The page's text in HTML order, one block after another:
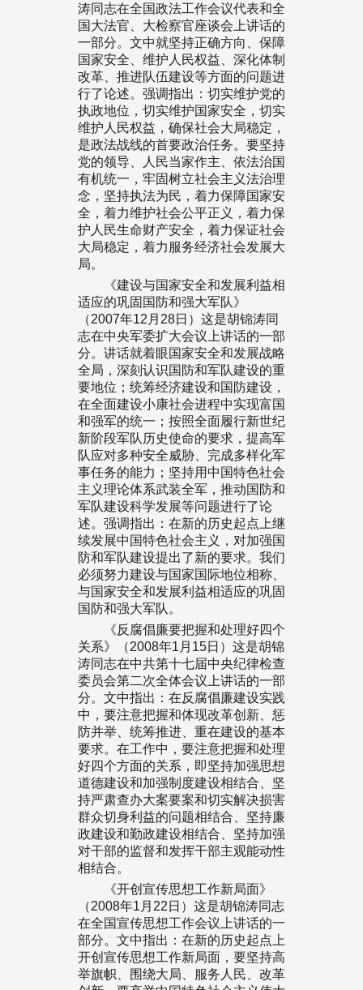
涛同志在全国政法工作会议代表和全
国大法官、大检察官座谈会上讲话的
一部分。文中就坚持正确方向、保障
国家安全、维护人民权益、深化体制
改革、推进队伍建设等方面的问题进
行了论述。强调指出：切实维护党的
执政地位，切实维护国家安全，切实
维护人民权益，确保社会大局稳定，
是政法战线的首要政治任务。要坚持
党的领导、人民当家作主、依法治国
有机统一，牢固树立社会主义法治理
念，坚持执法为民，着力保障国家安
全，着力维护社会公平正义，着力保
护人民生命财产安全，着力保证社会
大局稳定，着力服务经济社会发展大
局。
《建设与国家安全和发展利益相
适应的巩固国防和强大军队》
（2007年12月28日）这是胡锦涛同
志在中央军委扩大会议上讲话的一部
分。讲话就着眼国家安全和发展战略
全局，深刻认识国防和军队建设的重
要地位；统筹经济建设和国防建设，
在全面建设小康社会进程中实现富国
和强军的统一；按照全面履行新世纪
新阶段军队历史使命的要求，提高军
队应对多种安全威胁、完成多样化军
事任务的能力；坚持用中国特色社会
主义理论体系武装全军，推动国防和
军队建设科学发展等问题进行了论
述。强调指出：在新的历史起点上继
续发展中国特色社会主义，对加强国
防和军队建设提出了新的要求。我们
必须努力建设与国家国际地位相称、
与国家安全和发展利益相适应的巩固
国防和强大军队。
《反腐倡廉要把握和处理好四个
关系》（2008年1月15日）这是胡锦
涛同志在中共第十七届中央纪律检查
委员会第二次全体会议上讲话的一部
分。文中指出：在反腐倡廉建设实践
中，要注意把握和体现改革创新、惩
防并举、统筹推进、重在建设的基本
要求。在工作中，要注意把握和处理
好四个方面的关系，即坚持加强思想
道德建设和加强制度建设相结合、坚
持严肃查办大案要案和切实解决损害
群众切身利益的问题相结合、坚持廉
政建设和勤政建设相结合、坚持加强
对干部的监督和发挥干部主观能动性
相结合。
《开创宣传思想工作新局面》
（2008年1月22日）这是胡锦涛同志
在全国宣传思想工作会议上讲话的一
部分。文中指出：在新的历史起点上
开创宣传思想工作新局面，要坚持高
举旗帜、围绕大局、服务人民、改革